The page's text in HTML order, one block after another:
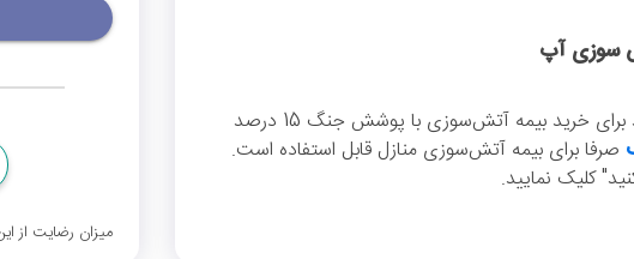
می‌توانید برای خرید بیمه آتش‌سوزی با پوشش جنگ 15 درصد
صرفا برای بیمه آتش‌سوزی منازل قابل استفاده است.
کلیک نمایید.
میزان رضایت از